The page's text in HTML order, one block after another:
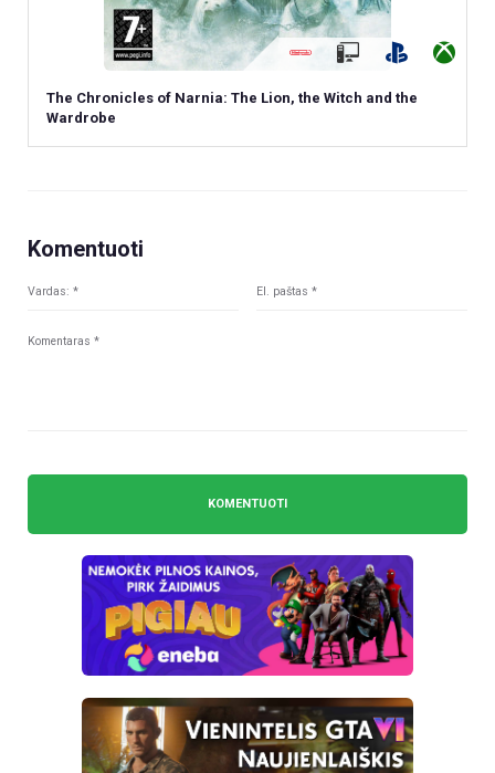
The Chronicles of Narnia: The Lion, the Witch and the
Wardrobe
Komentuoti